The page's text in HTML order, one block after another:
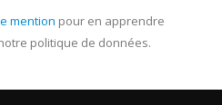
mention pour en apprendre
politique de données.